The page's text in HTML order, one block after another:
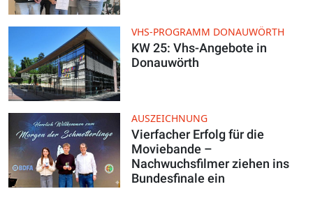
VHS-PROGRAMM DONAUWÖRTH
KW 25: Vhs-Angebote in
Donauwörth
AUSZEICHNUNG
Vierfacher Erfolg für die
Moviebande –
Nachwuchsfilmer ziehen ins
Bundesfinale ein